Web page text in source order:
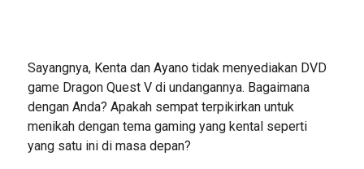
Sayangnya, Kenta dan Ayano tidak menyediakan DVD
game Dragon Quest V di undangannya. Bagaimana
dengan Anda? Apakah sempat terpikirkan untuk
menikah dengan tema gaming yang kental seperti
yang satu ini di masa depan?